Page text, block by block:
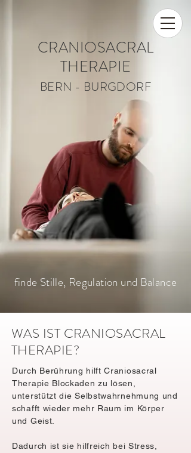
CRANIOSACRAL
THERAPIE
BERN - BURGDORF
finde Stille, Regulation und Balance
WAS IST CRANIOSACRAL
THERAPIE?
Durch Berührung hilft Craniosacral
Therapie Blockaden zu lösen,
unterstützt die Selbstwahrnehmung und
schafft wieder mehr Raum im Körper
und Geist.
Dadurch ist sie hilfreich bei Stress,